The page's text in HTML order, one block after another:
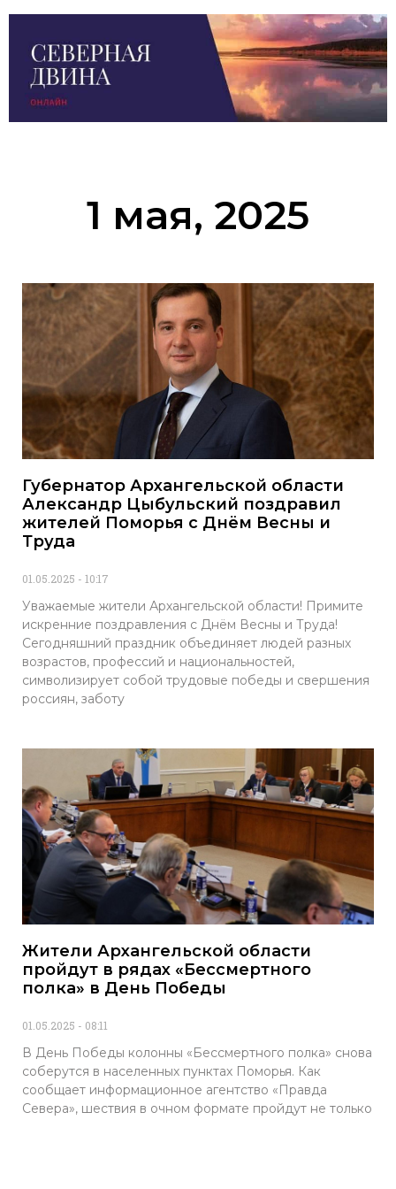
1 мая, 2025
Губернатор Архангельской области
Александр Цыбульский поздравил
жителей Поморья с Днём Весны и
Труда
01.05.2025 10:17
Уважаемые жители Архангельской области! Примите
искренние поздравления с Днём Весны и Труда!
Сегодняшний праздник объединяет людей разных
возрастов, профессий и национальностей,
символизирует собой трудовые победы и свершения
россиян, заботу
Жители Архангельской области
пройдут в рядах «Бессмертного
полка» в День Победы
01.05.2025 08:11
В День Победы колонны «Бессмертного полка» снова
соберутся в населенных пунктах Поморья. Как
сообщает информационное агентство «Правда
Севера», шествия в очном формате пройдут не только